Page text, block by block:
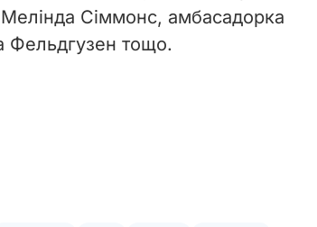
Мелінда Сіммонс, амбасадорка
Фельдгузен тощо.